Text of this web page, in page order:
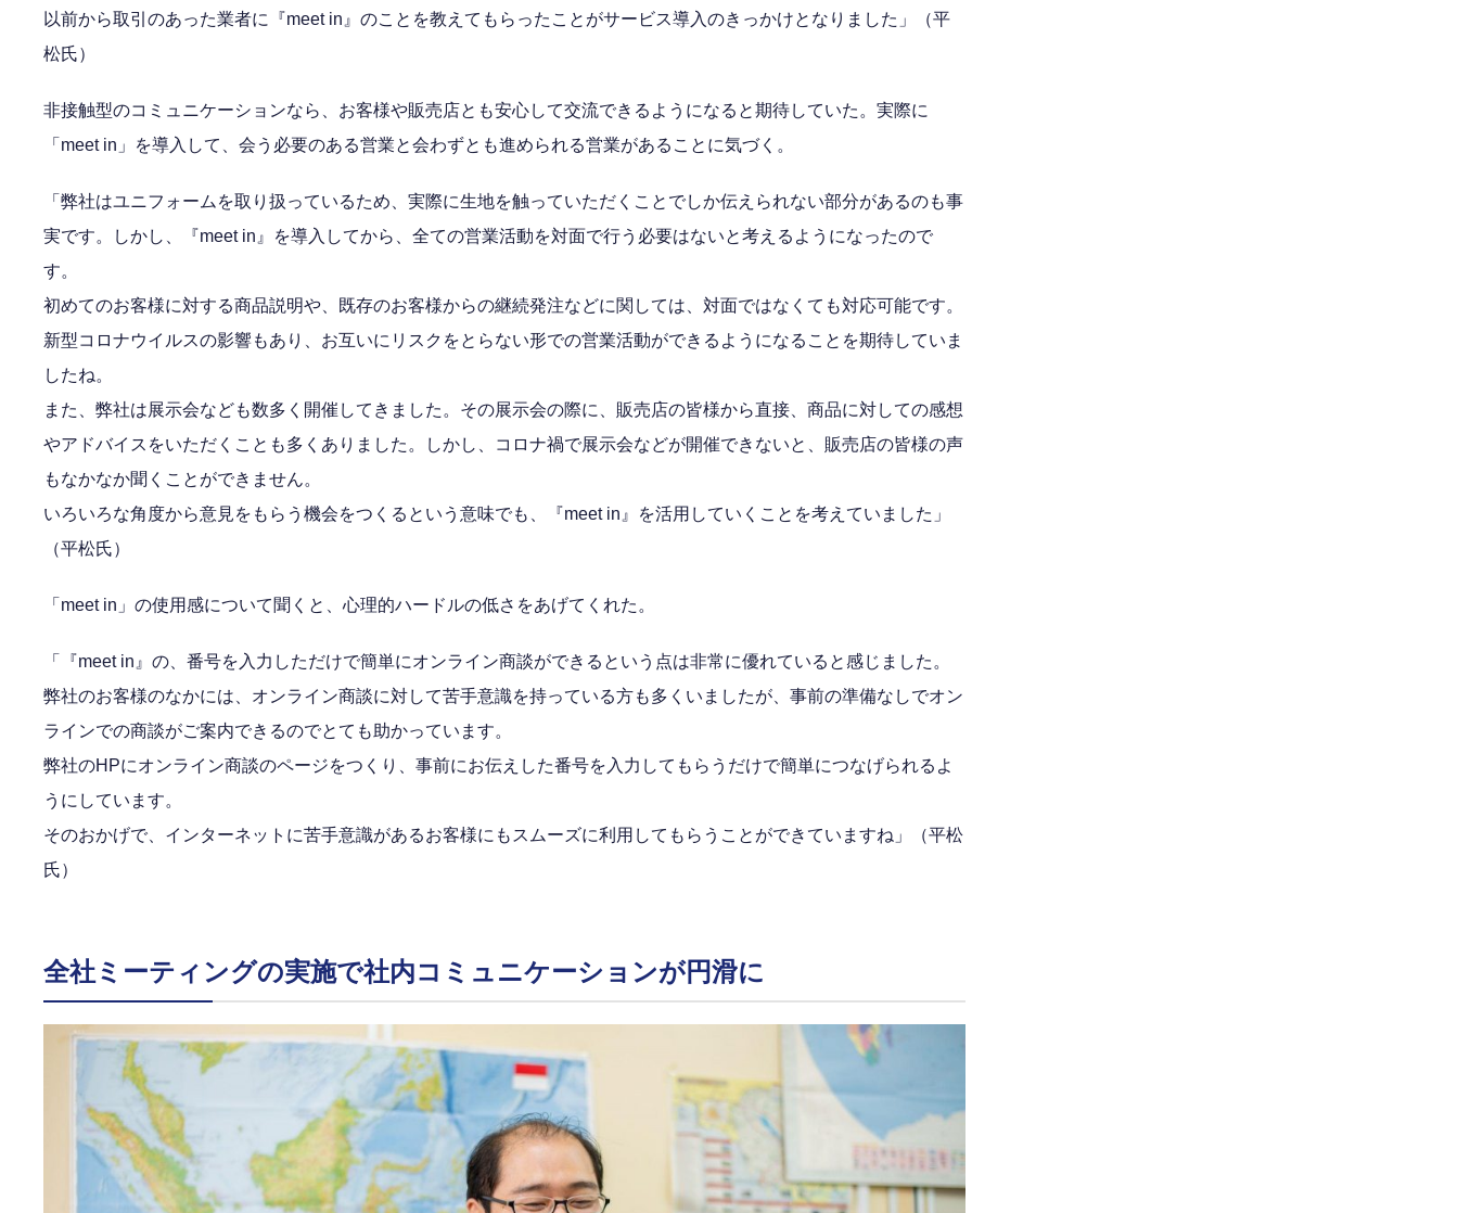
以前から取引のあった業者に『meet in』のことを教えてもらったことがサービス導入のきっかけとなりました」（平
松氏）
非接触型のコミュニケーションなら、お客様や販売店とも安心して交流できるようになると期待していた。実際に
「meet in」を導入して、会う必要のある営業と会わずとも進められる営業があることに気づく。
「弊社はユニフォームを取り扱っているため、実際に生地を触っていただくことでしか伝えられない部分があるのも事
実です。しかし、『meet in』を導入してから、全ての営業活動を対面で行う必要はないと考えるようになったので
す。
初めてのお客様に対する商品説明や、既存のお客様からの継続発注などに関しては、対面ではなくても対応可能です。
新型コロナウイルスの影響もあり、お互いにリスクをとらない形での営業活動ができるようになることを期待していま
したね。
また、弊社は展示会なども数多く開催してきました。その展示会の際に、販売店の皆様から直接、商品に対しての感想
やアドバイスをいただくことも多くありました。しかし、コロナ禍で展示会などが開催できないと、販売店の皆様の声
もなかなか聞くことができません。
いろいろな角度から意見をもらう機会をつくるという意味でも、『meet in』を活用していくことを考えていました」
（平松氏）
「meet in」の使用感について聞くと、心理的ハードルの低さをあげてくれた。
「『meet in』の、番号を入力しただけで簡単にオンライン商談ができるという点は非常に優れていると感じました。
弊社のお客様のなかには、オンライン商談に対して苦手意識を持っている方も多くいましたが、事前の準備なしでオン
ラインでの商談がご案内できるのでとても助かっています。
弊社のHPにオンライン商談のページをつくり、事前にお伝えした番号を入力してもらうだけで簡単につなげられるよ
うにしています。
そのおかげで、インターネットに苦手意識があるお客様にもスムーズに利用してもらうことができていますね」（平松
氏）
全社ミーティングの実施で社内コミュニケーションが円滑に